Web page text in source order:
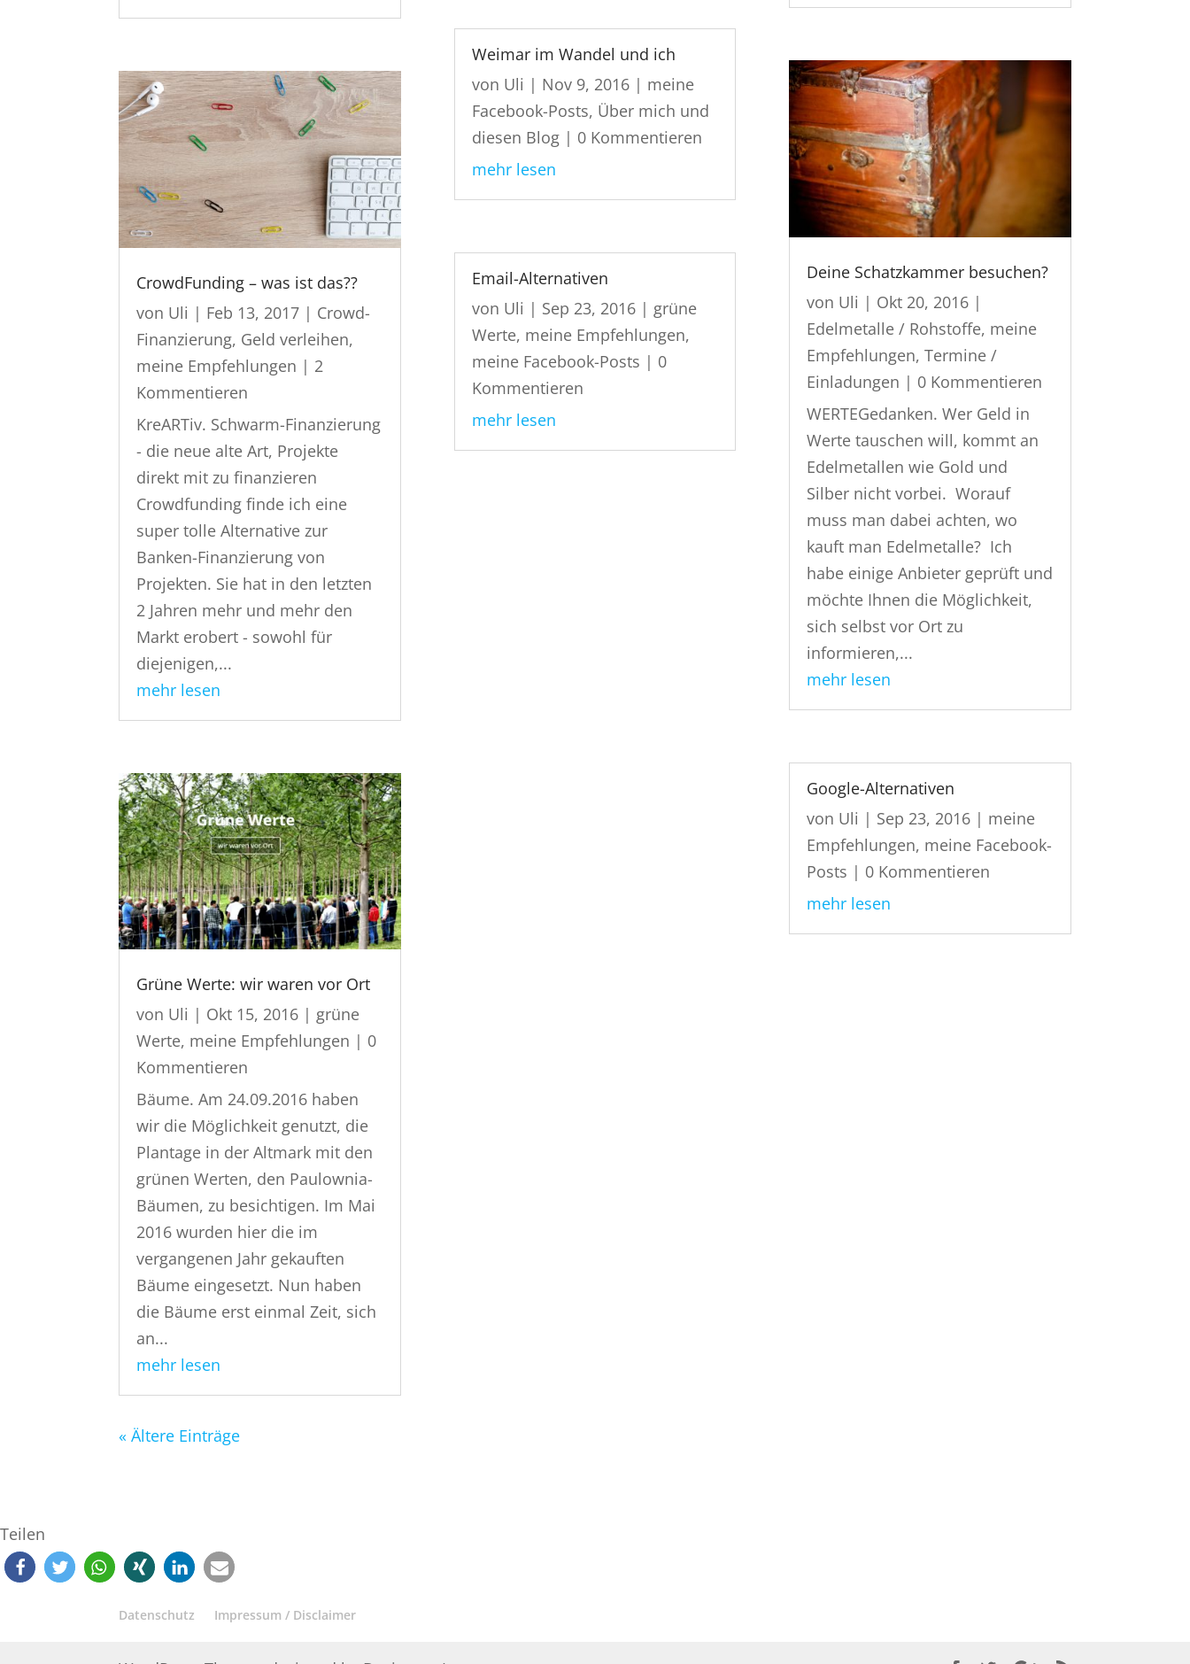
CrowdFunding – was ist das??
von Uli | Feb 13, 2017 | Crowd-
Finanzierung, Geld verleihen,
meine Empfehlungen | 2
Kommentieren
KreARTiv. Schwarm-Finanzierung
- die neue alte Art, Projekte
direkt mit zu finanzieren
Crowdfunding finde ich eine
super tolle Alternative zur
Banken-Finanzierung von
Projekten. Sie hat in den letzten
2 Jahren mehr und mehr den
Markt erobert - sowohl für
diejenigen,...
mehr lesen
Grüne Werte: wir waren vor Ort
von Uli | Okt 15, 2016 | grüne
Werte, meine Empfehlungen | 0
Kommentieren
Bäume. Am 24.09.2016 haben
wir die Möglichkeit genutzt, die
Plantage in der Altmark mit den
grünen Werten, den Paulownia-
Bäumen, zu besichtigen. Im Mai
2016 wurden hier die im
vergangenen Jahr gekauften
Bäume eingesetzt. Nun haben
die Bäume erst einmal Zeit, sich
an...
mehr lesen
Weimar im Wandel und ich
von Uli | Nov 9, 2016| meine
Facebook-Posts, Über mich und
diesen Blog| 0 Kommentieren
mehr lesen
Email-Alternativen
von Uli | Sep 23, 2016| grüne
Werte, meine Empfehlungen,
meine Facebook-Posts | 0
Kommentieren
mehr lesen
Deine Schatzkammer besuchen?
von Uli | Okt 20, 2016|
Edelmetalle / Rohstoffe, meine
Empfehlungen, Termine /
Einladungen | 0 Kommentieren
WERTEGedanken. Wer Geld in
Werte tauschen will, kommt an
Edelmetallen wie Gold und
Silber nicht vorbei. Worauf
muss man dabei achten, wo
kauft man Edelmetalle? Ich
habe einige Anbieter geprüft und
möchte Ihnen die Möglichkeit,
sich selbst vor Ort zu
informieren,...
mehr lesen
Google-Alternativen
von Uli | Sep 23, 2016| meine
Empfehlungen, meine Facebook-
Posts | 0 Kommentieren
mehr lesen
« Ältere Einträge
Teilen
Datenschutz Impressum / Disclaimer